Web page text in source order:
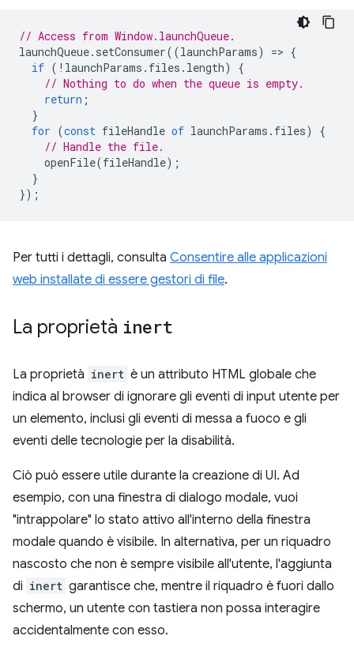
// Access from Window.launchQueue.
launchQueue. setConsumer((launchParams) => {
if ( ! launchParams . files . length)
{
// Nothing to do when the queue is empty.
return ;
}
for (const fileHandle of launchParams . files)
{
// Handle the file.
openFile(fileHandle);
}
});
Per tutti i dettagli, consulta Consentire alle applicazioni
web installate di essere gestori di file.
La proprietà inert
La proprietà inert è un attributo HTML globale che
indica al browser di ignorare gli eventi di input utente per
un elemento, inclusi gli eventi di messa a fuoco e gli
eventi delle tecnologie per la disabilità.
Ciò può essere utile durante la creazione di UI. Ad
esempio, con una finestra di dialogo modale, vuoi
"intrappolare" lo stato attivo all'interno della finestra
modale quando è visibile. In alternativa, per un riquadro
nascosto che non è sempre visibile all'utente, l'aggiunta
di inert garantisce che, mentre il riquadro è fuori dallo
schermo, un utente con tastiera non possa interagire
accidentalmente con esso.